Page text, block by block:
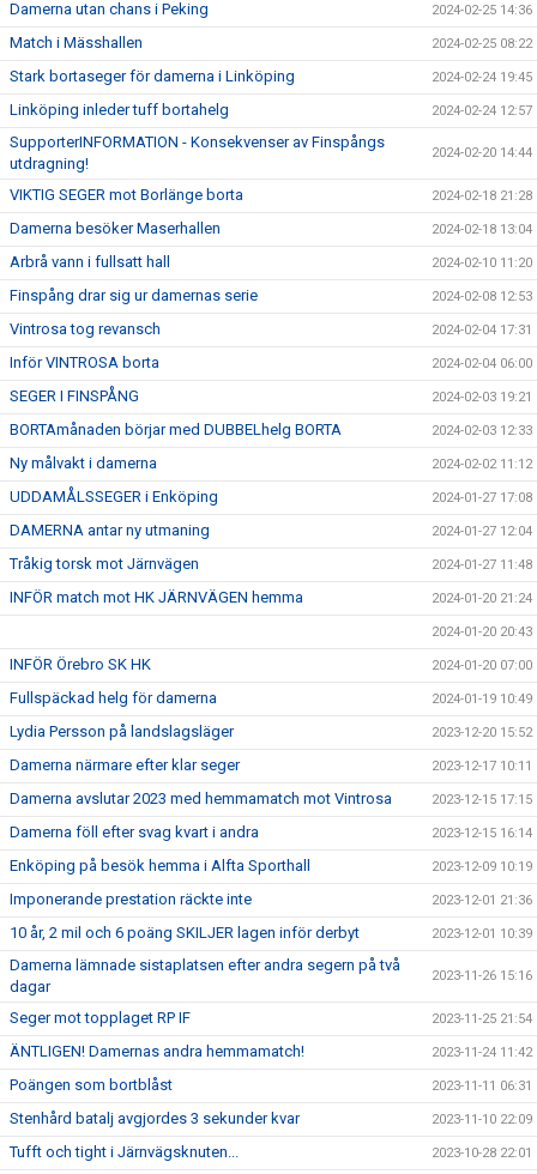
Damerna utan chans i Peking 2024-02-25 14:36
Match i Mässhallen 2024-02-25 08:22
Stark bortaseger för damerna i Linköping 2024-02-24 19:45
Linköping inleder tuff bortahelg 2024-02-24 12:57
SupporterINFORMATION - Konsekvenser av Finspångs
utdragning!
2024-02-20 14:44
VIKTIG SEGER mot Borlänge borta 2024-02-18 21:28
Damerna besöker Maserhallen 2024-02-18 13:04
Arbrå vann i fullsatt hall 2024-02-10 11:20
Finspång drar sig ur damernas serie 2024-02-08 12:53
Vintrosa tog revansch 2024-02-04 17:31
Inför VINTROSA borta 2024-02-04 06:00
SEGER I FINSPÅNG 2024-02-03 19:21
BORTAmånaden börjar med DUBBELhelg BORTA 2024-02-03 12:33
Ny målvakt i damerna 2024-02-02 11:12
UDDAMÅLSSEGER i Enköping 2024-01-27 17:08
DAMERNA antar ny utmaning 2024-01-27 12:04
Tråkig torsk mot Järnvägen 2024-01-27 11:48
INFÖR match mot HK JÄRNVÄGEN hemma 2024-01-20 21:24
2024-01-20 20:43
INFÖR Örebro SK HK 2024-01-20 07:00
Fullspäckad helg för damerna 2024-01-19 10:49
Lydia Persson på landslagsläger 2023-12-20 15:52
Damerna närmare efter klar seger 2023-12-17 10:11
Damerna avslutar 2023 med hemmamatch mot Vintrosa 2023-12-15 17:15
Damerna föll efter svag kvart i andra 2023-12-15 16:14
Enköping på besök hemma i Alfta Sporthall 2023-12-09 10:19
Imponerande prestation räckte inte 2023-12-01 21:36
10 år, 2 mil och 6 poäng SKILJER lagen inför derbyt 2023-12-01 10:39
Damerna lämnade sistaplatsen efter andra segern på två
dagar
2023-11-26 15:16
Seger mot topplaget RP IF 2023-11-25 21:54
ÄNTLIGEN! Damernas andra hemmamatch! 2023-11-24 11:42
Poängen som bortblåst 2023-11-11 06:31
Stenhård batalj avgjordes 3 sekunder kvar 2023-11-10 22:09
Tufft och tight i Järnvägsknuten... 2023-10-28 22:01